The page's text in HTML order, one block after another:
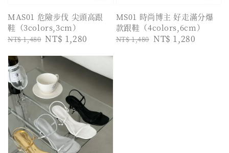
MAS01 危險步伐 尖頭高跟
鞋（3colors,3cm）
Regular
NT$ 1,480 Sale
NT$ 1,280
MS01 時尚博主 好走滿分爆
款跟鞋（4colors,6cm）
Regular
NT$ 1,480 Sale
NT$ 1,280